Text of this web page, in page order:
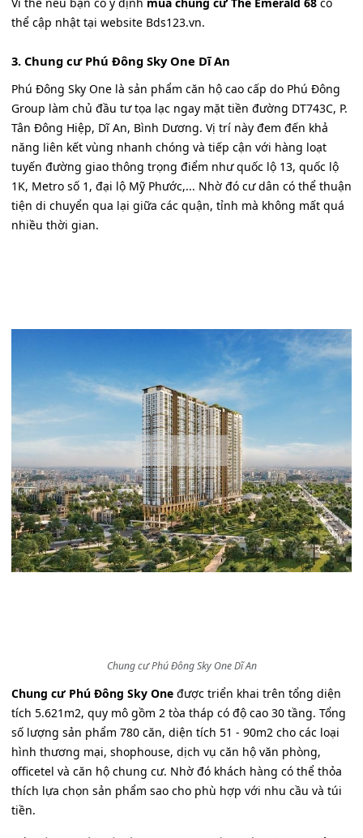
thể cập nhật tại website Bds123.vn.
3. Chung cư Phú Đông Sky One Dĩ An
Phú Đông Sky One là sản phẩm căn hộ cao cấp do Phú Đông
Group làm chủ đầu tư tọa lạc ngay mặt tiền đường DT743C, P.
Tân Đông Hiệp, Dĩ An, Bình Dương. Vị trí này đem đến khả
năng liên kết vùng nhanh chóng và tiếp cận với hàng loạt
tuyến đường giao thông trọng điểm như quốc lộ 13, quốc lộ
1K, Metro số 1, đại lộ Mỹ Phước,... Nhờ đó cư dân có thể thuận
tiện di chuyển qua lại giữa các quận, tỉnh mà không mất quá
nhiều thời gian.
Chung cư Phú Đông Sky One Dĩ An
Chung cư Phú Đông Sky One được triển khai trên tổng diện
tích 5.621m2, quy mô gồm 2 tòa tháp có độ cao 30 tầng. Tổng
số lượng sản phẩm 780 căn, diện tích 51 - 90m2 cho các loại
hình thương mại, shophouse, dịch vụ căn hộ văn phòng,
officetel và căn hộ chung cư. Nhờ đó khách hàng có thể thỏa
thích lựa chọn sản phẩm sao cho phù hợp với nhu cầu và túi
tiền.